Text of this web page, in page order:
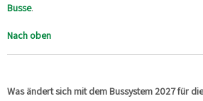
Busse.
Nach oben
Was ändert sich mit dem Bussystem 2027 für